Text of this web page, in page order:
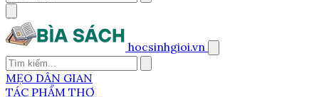
hocsinhgioi.vn
MẸO DÂN GIAN
TÁC PHẨM THƠ